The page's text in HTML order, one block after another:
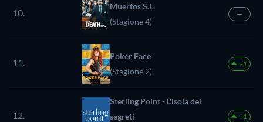
10.
Muertos S.L.
(Stagione 4)
—
11.
Poker Face
(Stagione 2)
+1
12.
Sterling Point - L'isola dei
segreti
+1